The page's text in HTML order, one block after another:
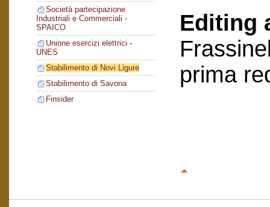
Società partecipazione
Industriali e Commerciali -
SPAICO
Unione esercizi elettrici -
UNES
Stabilimento di Novi Ligure
Stabilimento di Savona
Finsider
Editing
prima